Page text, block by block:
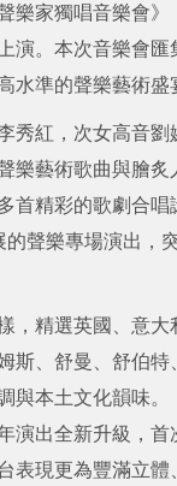
樂家獨唱音樂會
演。本次音樂會
水準的聲樂藝術盛
秀紅，次女高音
樂藝術歌曲與膾
首精彩的歌劇合
的聲樂專場演出
，精選英國、意
斯、舒曼、舒伯
與本土文化韻味
演出全新升級，
表現更為豐滿立體